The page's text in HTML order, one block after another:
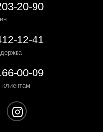
20-90
12-41
00-09
клиентам